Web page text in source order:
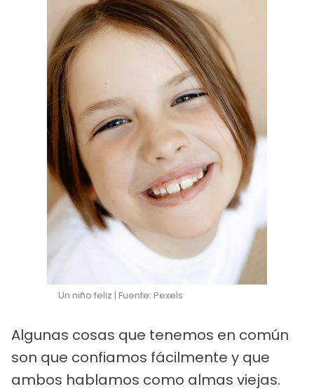
Un niño feliz | Fuente: Pexels
Algunas cosas que tenemos en común
son que confiamos fácilmente y que
ambos hablamos como almas viejas.